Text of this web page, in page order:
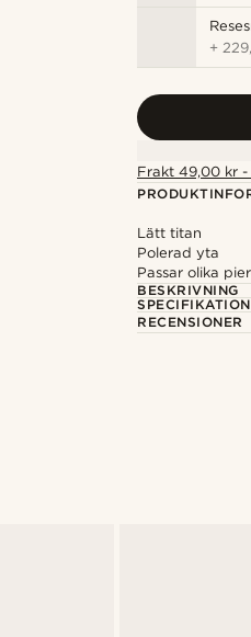
+
Frakt 49,00 kr
Lätt titan
Polerad yta
Passar olika
BESKRIVNING
RECENSIONER